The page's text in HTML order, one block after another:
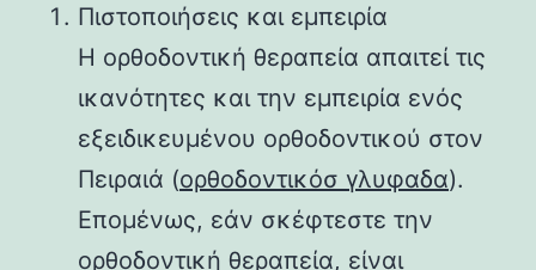
Πιστοποιήσεις και εμπειρία
Η ορθοδοντική θεραπεία απαιτεί τις
ικανότητες και την εμπειρία ενός
εξειδικευμένου ορθοδοντικού στον
Πειραιά (ορθοδοντικόσ γλυφαδα).
Επομένως, εάν σκέφτεστε την
ορθοδοντική θεραπεία, είναι